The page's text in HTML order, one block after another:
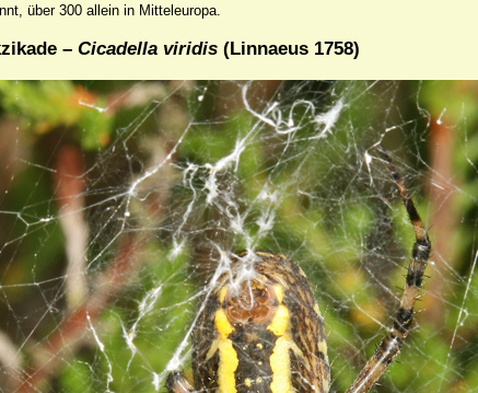
über 300 allein in Mitteleuropa.
– Cicadella viridis (Linnaeus 1758)